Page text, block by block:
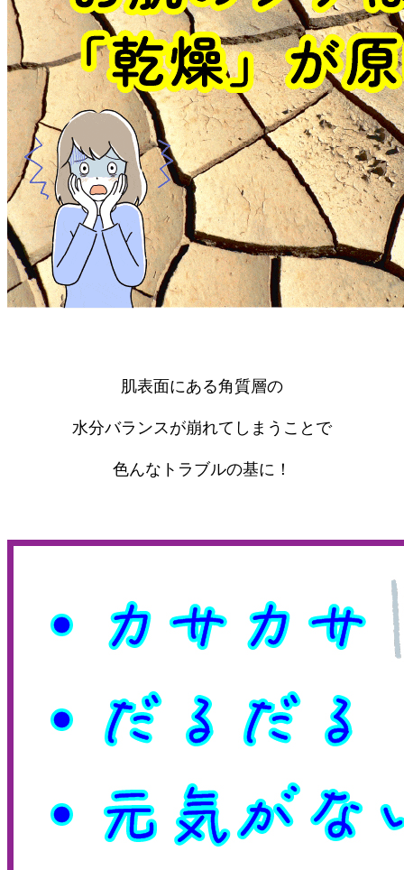
肌表面にある角質層の
水分バランスが崩れてしまうことで
色んなトラブルの基に！